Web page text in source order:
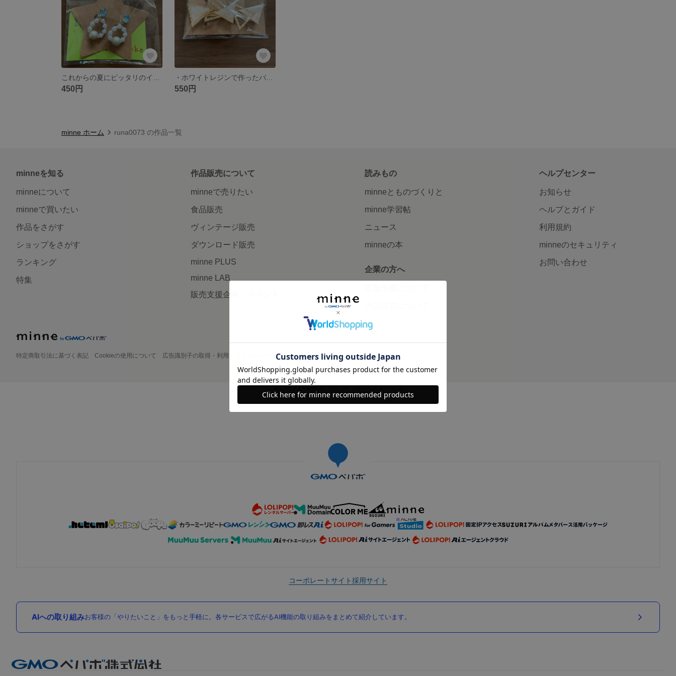
450円
・ホワイトレジンで作ったバレッタです！
550円
minne ホーム runa0073 の作品一覧
minneを知る
minneについて
minneで買いたい
作品をさがす
ショップをさがす
ランキング
特集
作品販売について
minneで売りたい
食品販売
ヴィンテージ販売
ダウンロード販売
minne PLUS
minne LAB
販売支援企画・イベント
読みもの
minneとものづくりと
minne学習帖
ニュース
minneの本
企業の方へ
ヘルプセンター
お知らせ
ヘルプとガイド
利用規約
minneのセキュリティ
お問い合わせ
特定商取引法に基づく表記 Cookieの使用について 広告識別子の取得・利用 プライバシーポリシー 会社概要 採用情報 メディアキット
©GMO Pepabo, Inc. All rights reserved.
コーポレートサイト採用サイト
AIへの取り組みお客様の「やりたいこと」をもっと手軽に。各サービスで広がるAI機能の取り組みをまとめて紹介しています。